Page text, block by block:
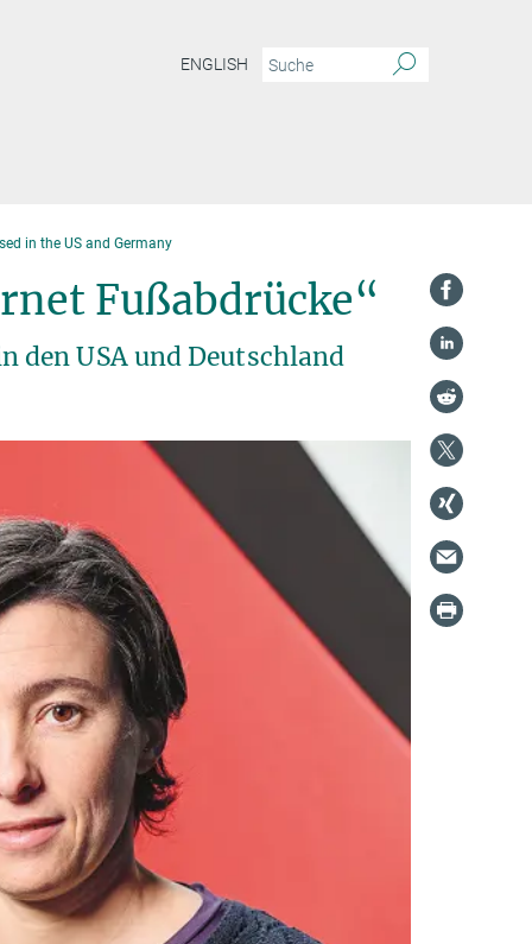
ENGLISH
in the US and Germany
Fußabdrücke“
den USA und Deutschland